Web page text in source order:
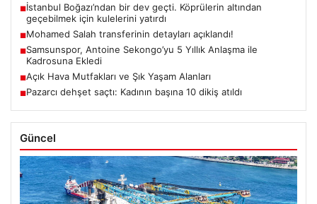
■İstanbul Boğazı’ndan bir dev geçti. Köprülerin altından
geçebilmek için kulelerini yatırdı
■Mohamed Salah transferinin detayları açıklandı!
■Samsunspor, Antoine Sekongo’yu 5 Yıllık Anlaşma ile
Kadrosuna Ekledi
■Açık Hava Mutfakları ve Şık Yaşam Alanları
■Pazarcı dehşet saçtı: Kadının başına 10 dikiş atıldı
Güncel